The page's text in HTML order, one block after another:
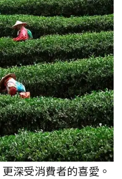
深受消費者的喜愛。